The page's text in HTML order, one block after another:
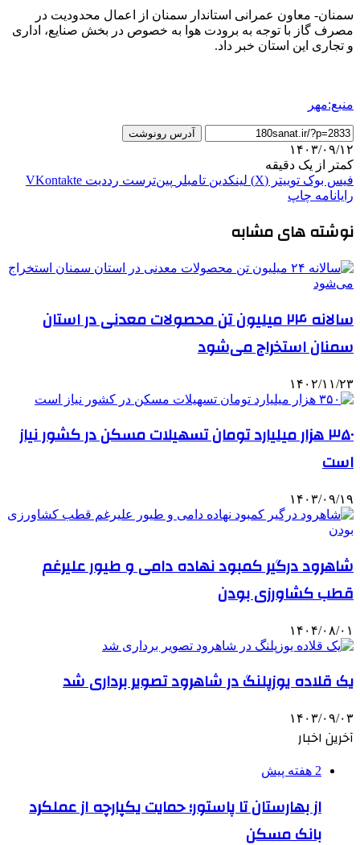
سمنان- معاون عمرانی استاندار سمنان از اعمال محدودیت در
مصرف گاز با توجه به برودت هوا به خصوص در بخش صنایع، اداری
و تجاری این استان خبر داد.
منبع:مهر
آدرس رونوشت
۱۴۰۳/۰۹/۱۲
کمتر از یک دقیقه
فیس بوک توییتر (X) لینکدین ‫تامبلر ‫پین‌ترست ‫رددیت ‫VKontakte
رایانامه چاپ
نوشته های مشابه
سالانه ۲۴ میلیون تن محصولات معدنی در استان
سمنان استخراج می‌شود
۱۴۰۲/۱۱/۲۳
۳۵۰ هزار میلیارد تومان تسهیلات مسکن در کشور نیاز
است
۱۴۰۳/۰۹/۱۹
شاهرود درگیر کمبود نهاده دامی و طیور علیرغم
قطب کشاورزی بودن
۱۴۰۴/۰۸/۰۱
یک قلاده یوزپلنگ در شاهرود تصویر برداری شد
۱۴۰۳/۰۹/۰۳
آخرین اخبار
2 هفته پیش
از بهارستان تا پاستور؛ حمایت یکپارچه از عملکرد
بانک مسکن